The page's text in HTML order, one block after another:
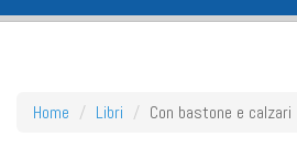
Home Libri Con bastone e calzari